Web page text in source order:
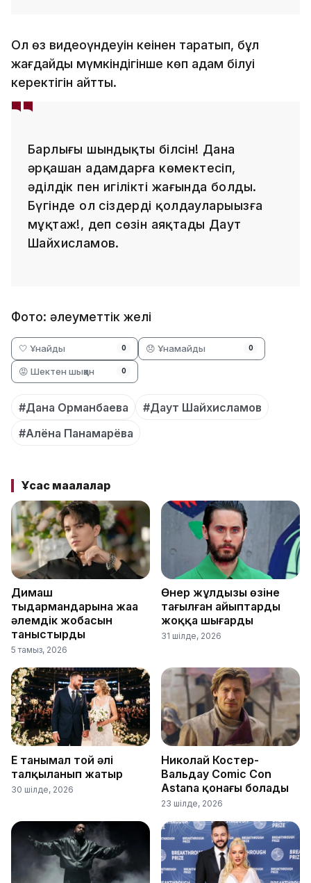
Ол өз видеоүндеуін кеңінен таратып, бұл
жағдайды мүмкіндігінше көп адам білуі
керектігін айтты.
Барлығы шындықты білсін! Дана
әрқашан адамдарға көмектесіп,
әділдік пен игіліктің жағында болды.
Бүгінде ол сіздердің қолдауларыңызға
мұқтаж!, деп сөзін аяқтады Даут
Шайхисламов.
Фото: әлеуметтік желі
🤍 Ұнайды 0 😞 Ұнамайды 0
😡 Шектен шыққан 0
#Дана Орманбаева
#Даут Шайхисламов
#Алёна Панамарёва
Ұқсас мақалалар
Димаш
тыңдармандарына жаңа
әлемдік жобасын
таныстырды
5 тамыз, 2026
Өнер жұлдызы өзіне
тағылған айыптарды
жоққа шығарды
31 шілде, 2026
Ең танымал той әлі
талқыланып жатыр
30 шілде, 2026
Николай Костер-
Вальдау Comic Con
Astana қонағы болады
23 шілде, 2026